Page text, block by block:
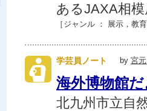
あるJAXA相
［ジャンル ： 展示 ， 教
学芸員ノート by 宮
海外博物館
北九州市立自